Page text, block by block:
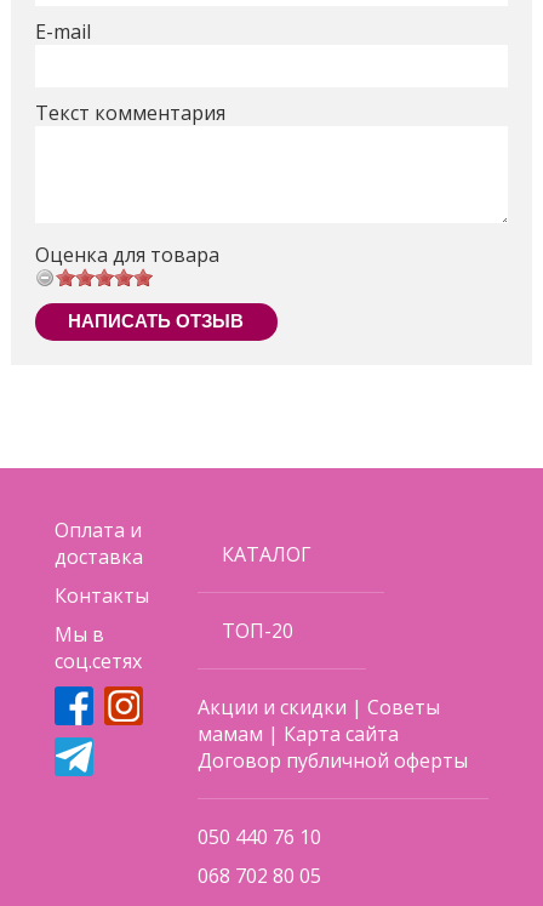
E-mail
Текст комментария
Оценка для товара
НАПИСАТЬ ОТЗЫВ
Оплата и
доставка
Контакты
Мы в
соц.сетях
КАТАЛОГ
ТОП-20
Акции и скидки |Советы
мамам | Карта сайта
Договор публичной оферты
050 440 76 10
068 702 80 05